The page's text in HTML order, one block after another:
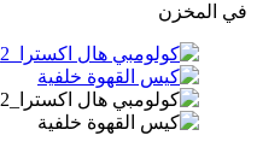
في المخزن